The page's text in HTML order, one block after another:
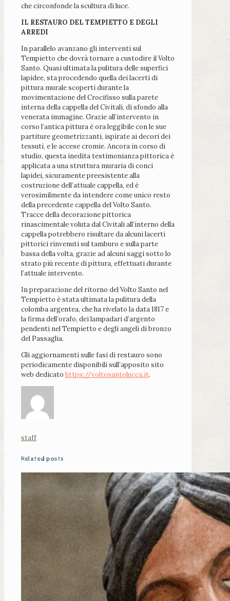
che circonfonde la scultura di luce.
IL RESTAURO DEL TEMPIETTO E DEGLI
ARREDI
In parallelo avanzano gli interventi sul
Tempietto che dovrà tornare a custodire il Volto
Santo. Quasi ultimata la pulitura delle superfici
lapidee, sta procedendo quella dei lacerti di
pittura murale scoperti durante la
movimentazione del Crocifisso sulla parete
interna della cappella del Civitali, di sfondo alla
venerata immagine. Grazie all’intervento in
corso l’antica pittura è ora leggibile con le sue
partiture geometrizzanti, ispirate ai decori dei
tessuti, e le accese cromie. Ancora in corso di
studio, questa inedita testimonianza pittorica è
applicata a una struttura muraria di conci
lapidei, sicuramente preesistente alla
costruzione dell’attuale cappella, ed è
verosimilmente da intendere come unico resto
della precedente cappella del Volto Santo.
Tracce della decorazione pittorica
rinascimentale voluta dal Civitali all’interno della
cappella potrebbero risultare da alcuni lacerti
pittorici rinvenuti sul tamburo e sulla parte
bassa della volta, grazie ad alcuni saggi sotto lo
strato più recente di pittura, effettuati durante
l’attuale intervento.
In preparazione del ritorno del Volto Santo nel
Tempietto è stata ultimata la pulitura della
colomba argentea, che ha rivelato la data 1817 e
la firma dell’orafo, dei lampadari d’argento
pendenti nel Tempietto e degli angeli di bronzo
del Passaglia.
Gli aggiornamenti sulle fasi di restauro sono
periodicamente disponibili sull’apposito sito
web dedicato https://voltosantolucca.it.
staff
Related posts